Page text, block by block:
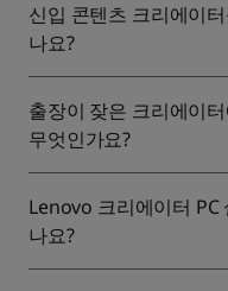
신입 콘텐츠 크리에이
나요?
출장이 잦은 크리에이
무엇인가요?
Lenovo 크리에이터 PC
나요?